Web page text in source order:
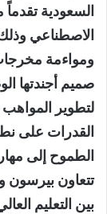
السعودية
الاصطناعي
ومواءمة
صميم أجندتها
لتطوير
القدرات على
الطموح إلى
تتعاون
بين التعليم